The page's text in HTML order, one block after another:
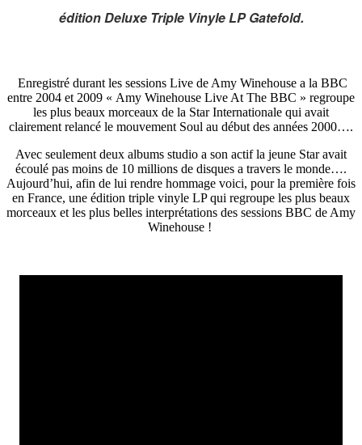
édition Deluxe Triple Vinyle LP Gatefold.
Enregistré durant les sessions Live de Amy Winehouse a la BBC
entre 2004 et 2009 « Amy Winehouse Live At The BBC » regroupe
les plus beaux morceaux de la Star Internationale qui avait
clairement relancé le mouvement Soul au début des années 2000….
Avec seulement deux albums studio a son actif la jeune Star avait
écoulé pas moins de 10 millions de disques a travers le monde….
Aujourd’hui, afin de lui rendre hommage voici, pour la première fois
en France, une édition triple vinyle LP qui regroupe les plus beaux
morceaux et les plus belles interprétations des sessions BBC de Amy
Winehouse !